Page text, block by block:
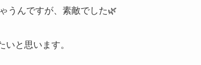
うんですが、素敵でした🌿
と思います。